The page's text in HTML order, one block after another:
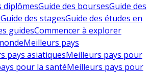
diplômesGuide des boursesGuide des
Guide des stagesGuide des études en
guidesCommencer à explorer
Meilleurs pays
pays asiatiquesMeilleurs pays pour
pour la santéMeilleurs pays pour